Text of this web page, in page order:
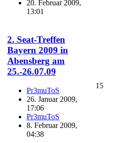
20. Februar 2009,
13:01
2. Seat-Treffen
Bayern 2009 in
Abensberg am
25.-26.07.09
Pr3muToS
26. Januar 2009,
17:06
Pr3muToS
8. Februar 2009,
04:38
15